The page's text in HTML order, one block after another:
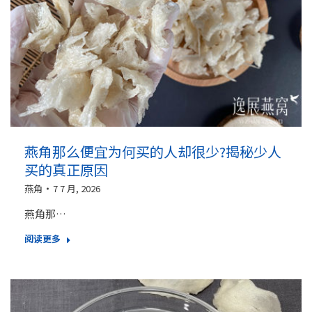
燕角那么便宜为何买的人却很少?揭秘少人
买的真正原因
燕角 7 7 月, 2026
燕角那…
阅读更多